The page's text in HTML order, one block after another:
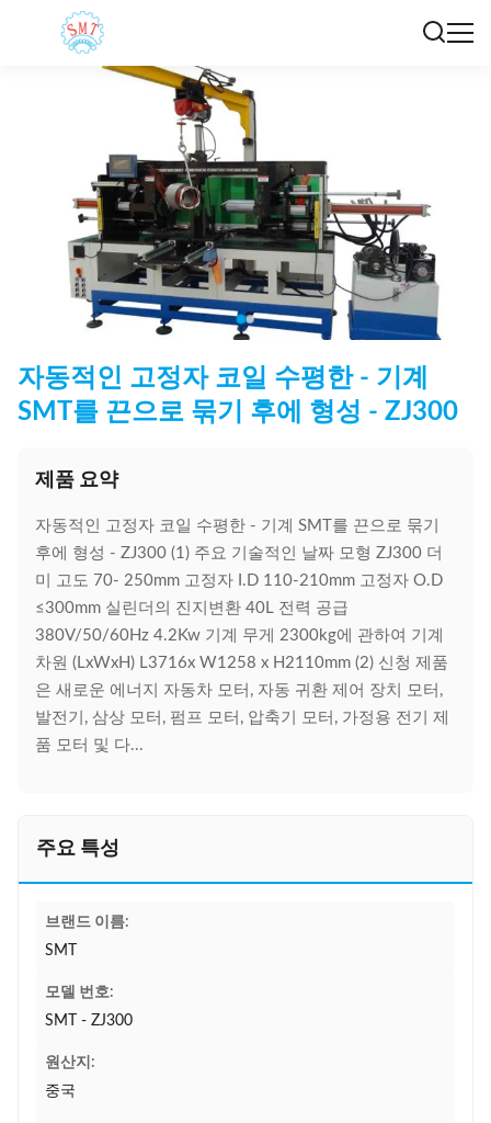
자동적인 고정자 코일 수평한 - 기계
SMT를 끈으로 묶기 후에 형성 - ZJ300
제품 요약
자동적인 고정자 코일 수평한 - 기계 SMT를 끈으로 묶기
후에 형성 - ZJ300 (1) 주요 기술적인 날짜 모형 ZJ300 더
미 고도 70- 250mm 고정자 I.D 110-210mm 고정자 O.D
≤300mm 실린더의 진지변환 40L 전력 공급
380V/50/60Hz 4.2Kw 기계 무게 2300kg에 관하여 기계
차원 (LxWxH) L3716x W1258 x H2110mm (2) 신청 제품
은 새로운 에너지 자동차 모터, 자동 귀환 제어 장치 모터,
발전기, 삼상 모터, 펌프 모터, 압축기 모터, 가정용 전기 제
품 모터 및 다...
주요 특성
브랜드 이름:
SMT
모델 번호:
SMT - ZJ300
원산지:
중국